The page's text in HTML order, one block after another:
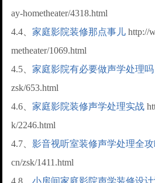
ay-hometheater/4318.html
4.4、家庭影院装修那点事儿 http://
metheater/1069.html
4.5、家庭影院有必要做声学处理吗
zsk/653.html
4.6、家庭影院装修声学处理实战
k/2246.html
4.7、影音视听室装修声学处理全攻
cn/zsk/1411.html
4.8、小房间家庭影院声学装修设